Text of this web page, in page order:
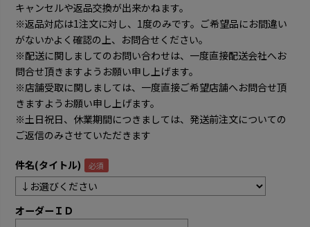
キャンセルや返品交換が出来かねます。
※返品対応は1注文に対し、1度のみです。ご希望品にお間違い
がないかよく確認の上、お問合せください。
※配送に関しましてのお問い合わせは、一度直接配送会社へお
問合せ頂きますようお願い申し上げます。
※店舗受取に関しましては、一度直接ご希望店舗へお問合せ頂
きますようお願い申し上げます。
※土日祝日、休業期間につきましては、発送前注文についての
ご返信のみさせていただきます
件名(タイトル)
オーダーＩＤ